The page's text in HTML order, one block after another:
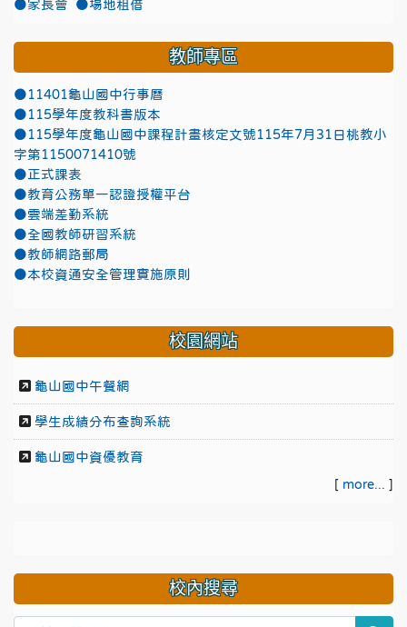
●家長會
●場地租借
教師專區
●11401龜山國中行事曆
●115學年度教科書版本
●115學年度龜山國中課程計畫核定文號115年7月31日桃教小
字第1150071410號
●正式課表
●教育公務單一認證授權平台
●雲端差勤系統
●全國教師研習系統
●教師網路郵局
●本校資通安全管理實施原則
校園網站
龜山國中午餐網
學生成績分布查詢系統
龜山國中資優教育
[ more... ]
校內搜尋